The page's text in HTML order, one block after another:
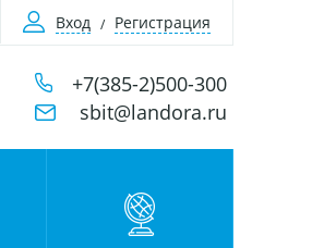
Вход Регистрация
+7(385-2)500-300
sbit@landora.ru